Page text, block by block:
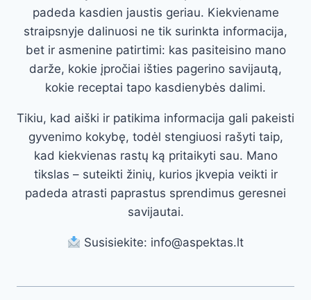
padeda kasdien jaustis geriau. Kiekviename
straipsnyje dalinuosi ne tik surinkta informacija,
bet ir asmenine patirtimi: kas pasiteisino mano
darže, kokie įpročiai išties pagerino savijautą,
kokie receptai tapo kasdienybės dalimi.
Tikiu, kad aiški ir patikima informacija gali pakeisti
gyvenimo kokybę, todėl stengiuosi rašyti taip,
kad kiekvienas rastų ką pritaikyti sau. Mano
tikslas – suteikti žinių, kurios įkvepia veikti ir
padeda atrasti paprastus sprendimus geresnei
savijautai.
Susisiekite: info@aspektas.lt